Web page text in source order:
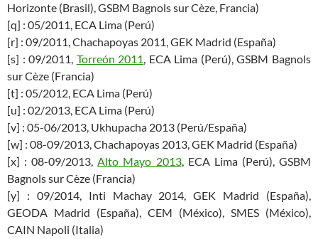
Horizonte (Brasil), GSBM Bagnols sur Cèze, Francia)
[q] : 05/2011, ECA Lima (Perú)
[r] : 09/2011, Chachapoyas 2011, GEK Madrid (España)
[s] : 09/2011, Torreón 2011, ECA Lima (Perú), GSBM Bagnols
sur Cèze (Francia)
[t] : 05/2012, ECA Lima (Perú)
[u] : 02/2013, ECA Lima (Perú)
[v] : 05-06/2013, Ukhupacha 2013 (Perú/España)
[w] : 08-09/2013, Chachapoyas 2013, GEK Madrid (España)
[x] : 08-09/2013,Alto Mayo 2013, ECA Lima (Perú), GSBM
Bagnols sur Cèze (Francia)
[y] : 09/2014, Inti Machay 2014, GEK Madrid (España),
GEODA Madrid (España), CEM (México), SMES (México),
CAIN Napoli (Italia)